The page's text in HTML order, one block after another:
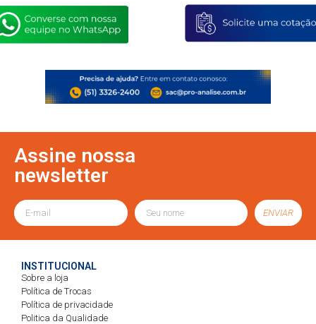
Assine nossa
newsletter
ENVIAR
INSTITUCIONAL
Sobre a loja
Política de Trocas
Política de privacidade
Politica da Qualidade